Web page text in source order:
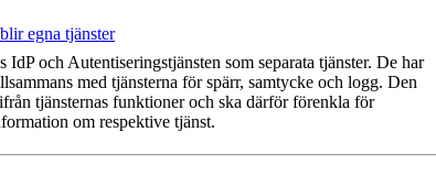
egna tjänster
IdP och Autentiseringstjänsten som separata tjänster. De har
med tjänsterna för spärr, samtycke och logg. Den
tjänsternas funktioner och ska därför förenkla för
om respektive tjänst.